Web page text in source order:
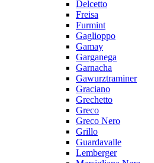
Delcetto
Freisa
Furmint
Gaglioppo
Gamay
Garganega
Garnacha
Gawurztraminer
Graciano
Grechetto
Greco
Greco Nero
Grillo
Guardavalle
Lemberger